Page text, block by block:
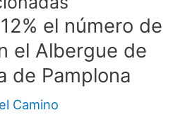
el número de
el Albergue de
de Pamplona
Camino